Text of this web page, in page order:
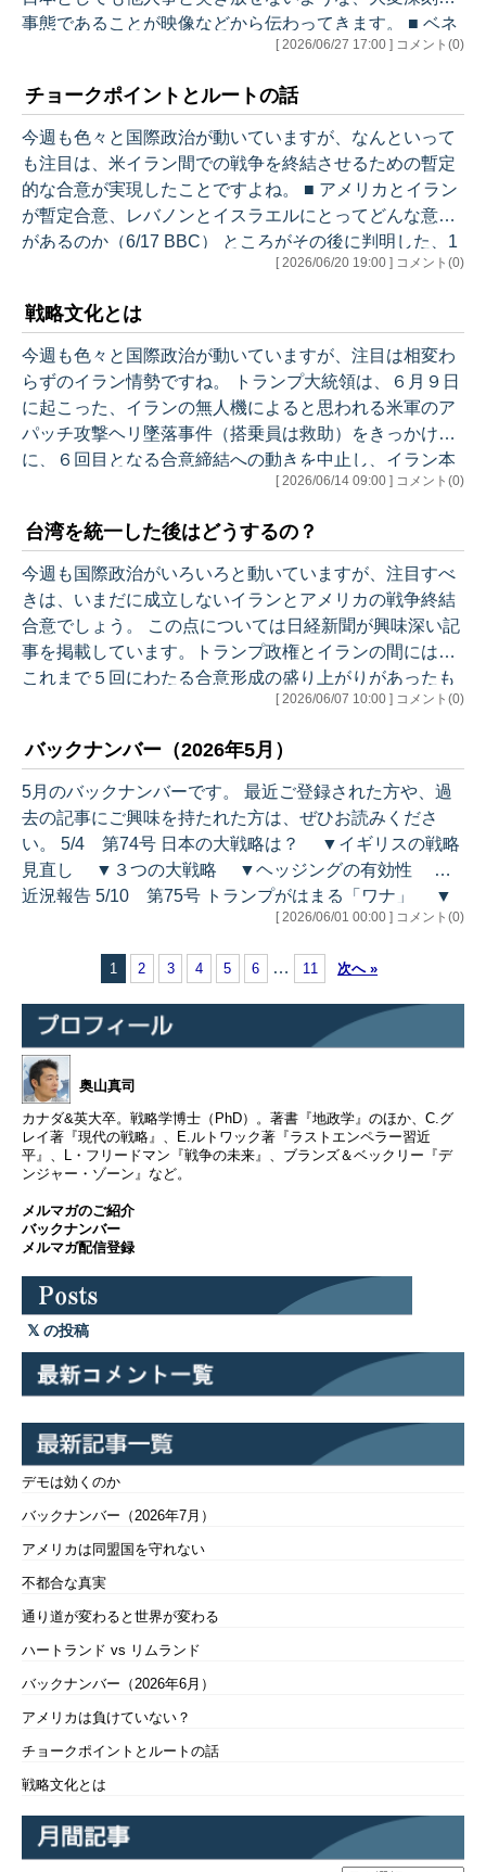
事態であることが映像などから伝わってきます。 ■ ベネ
ズエラ地震死者200人超、数千人の恐れも 各国が救助
があったことから、どこまで救助などで関与するのか注
目されます。世界の石油生産への影響も気になるところ
です。 もうひとつの注目ニュースは、最近ロシアに対し
て積極的に攻撃を仕掛けているウクライナ。舞台は2014
年にいわゆる「ハイブリ…
[ 2026/06/27 17:00 ] コメント(0)
チョークポイントとルートの話
今週も色々と国際政治が動いていますが、なんといって
も注目は、米イラン間での戦争を終結させるための暫定
的な合意が実現したことですよね。 ■ アメリカとイラン
が暫定合意、レバノンとイスラエルにとってどんな意味
があるのか（6/17 BBC） ところがその後に判明した、1
4項目にわたる「合意の覚書」（The memorandum of un
米・イラン合意の覚書、14項目の全文（6/18 ロイター）
ぱっと見ただけでも、アメリカの戦略面で、非常に問題
のありそうなものでした。 たとえば第１項では、「イス
ラエルのレバノンでの軍…
[ 2026/06/20 19:00 ] コメント(0)
戦略文化とは
今週も色々と国際政治が動いていますが、注目は相変わ
らずのイラン情勢ですね。 トランプ大統領は、６月９日
に起こった、イランの無人機によると思われる米軍のア
パッチ攻撃ヘリ墜落事件（搭乗員は救助）をきっかけ
に、６回目となる合意締結への動きを中止し、イラン本
土に対して限定的な空爆を仕掛けましたが、すぐに攻撃
に至らないという、これまでと変わらず不安定で宙ぶら
りんな状態が続いています。 ■ イラン、米との合意「最
終決定になお至らず」 レッドラインで妥協なし＝報道
（6/12 ロイター） そのような中で、少し明るいニュース
もありました。今回のアメリカによ…
[ 2026/06/14 09:00 ] コメント(0)
台湾を統一した後はどうするの？
今週も国際政治がいろいろと動いていますが、注目すべ
きは、いまだに成立しないイランとアメリカの戦争終結
合意でしょう。 この点については日経新聞が興味深い記
事を掲載しています。トランプ政権とイランの間には、
これまで５回にわたる合意形成の盛り上がりがあったも
のの、結果的には何も残せず、現在は６回目の合意形成
イスラエルにいら立ち 対イラン交渉の障害に（6/3 日
本経済新聞） このような合意形成が進まない状況につい
て、「イランはトランプ氏の足元を見透かし、高い球を
トランプ氏に投げ続けている」と表現しています。しか
し、イラン側の状況を考えると、「…
[ 2026/06/07 10:00 ] コメント(0)
バックナンバー（2026年5月）
5月のバックナンバーです。 最近ご登録された方や、過
去の記事にご興味を持たれた方は、ぜひお読みくださ
い。 5/4 第74号 日本の大戦略は？ ▼イギリスの戦略
見直し ▼３つの大戦略 ▼ヘッジングの有効性 ▼
近況報告 5/10 第75号 トランプがはまる「ワナ」 ▼
ペイプの視点 ▼３つのステージ ▼どうすればいいの
6 第76号 ライトセーバーは理想の兵器か ▼なぜ反乱
軍は勝てるのか？ ▼最先端で高価だと使えない？ ▼
マッドマックスとライトセーバー ▼近況報告 5/23 第
77号 習近平が口にした「トゥキュ…
[ 2026/06/01 00:00 ] コメント(0)
1 2 3 4 5 6 … 11 次へ »
奥山真司
カナダ&英大卒。戦略学博士（PhD）。著書『地政学』のほか、C.グ
レイ著『現代の戦略』、E.ルトワック著『ラストエンペラー習近
平』、L・フリードマン『戦争の未来』、ブランズ＆ベックリー『デ
ンジャー・ゾーン』など。
メルマガのご紹介
バックナンバー
メルマガ配信登録
の投稿
デモは効くのか
バックナンバー（2026年7月）
アメリカは同盟国を守れない
不都合な真実
通り道が変わると世界が変わる
ハートランド vs リムランド
バックナンバー（2026年6月）
アメリカは負けていない？
チョークポイントとルートの話
戦略文化とは